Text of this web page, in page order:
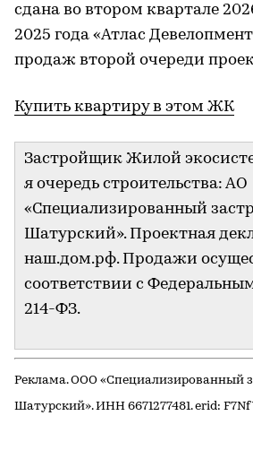
сдана во втором квартале
2025 года «Атлас
продаж второй очереди
Купить квартиру в этом ЖК
Застройщик Жилой
я очередь строительства: АО
«Специализированный
Шатурский». Проектная
наш.дом.рф. Продажи
соответствии с
214-ФЗ.
Реклама. ООО «Специализированный
Шатурский». ИНН 6671277481. erid: